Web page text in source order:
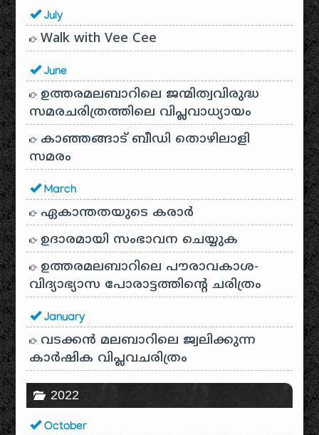
July
Walk with Vee Cee
June
ഉത്തരമലബാറിലെ ജന്മിത്വവിരുദ്ധ
സമരചരിത്രത്തിലെ വിപ്ലവാധ്യായം
കാഞ്ഞങ്ങാട് ബീഡി തൊഴിലാളി
സമരം
March
ഏകാന്തതയുടെ കരാർ
ഉദാരമായി സംഭാവന ചെയ്യുക
ഉത്തരമലബാറിലെ പൗരാവകാശ-
വിദ്യാഭ്യാസ പോരാട്ടത്തിന്റെ ചരിത്രം
January
വടക്കൻ മലബാറിലെ ജ്വലിക്കുന്ന
കാർഷിക വിപ്ലവചരിത്രം
2022
October